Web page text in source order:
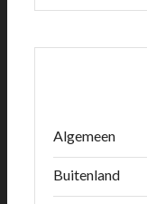
Algemeen
Buitenland